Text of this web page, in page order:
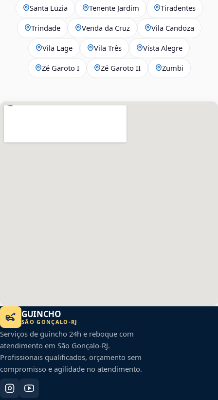
Santa Luzia Tenente Jardim Tiradentes
Trindade Venda da Cruz Vila Candoza
Vila Lage Vila Três Vista Alegre
Zé Garoto I Zé Garoto II Zumbi
GUINCHO
SÃO GONÇALO -RJ
Serviços de guincho 24h e reboque com
atendimento em São Gonçalo-RJ.
Profissionais qualificados, orçamento sem
compromisso e agilidade no atendimento.